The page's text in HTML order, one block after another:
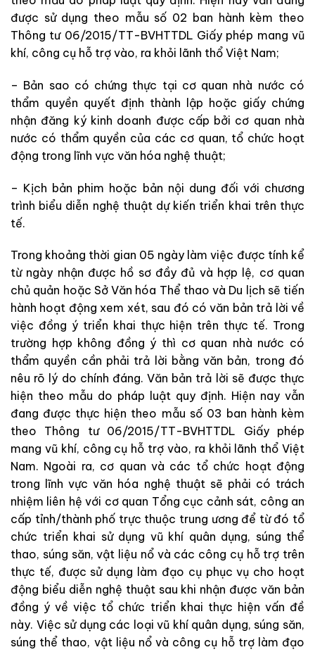
được sử dụng theo mẫu số 02 ban hành kèm theo
Thông tư 06/2015/TT-BVHTTDL Giấy phép mang vũ
khí, công cụ hỗ trợ vào, ra khỏi lãnh thổ Việt Nam;
– Bản sao có chứng thực tại cơ quan nhà nước có
thẩm quyền quyết định thành lập hoặc giấy chứng
nhận đăng ký kinh doanh được cấp bởi cơ quan nhà
nước có thẩm quyền của các cơ quan, tổ chức hoạt
động trong lĩnh vực văn hóa nghệ thuật;
– Kịch bản phim hoặc bản nội dung đối với chương
trình biểu diễn nghệ thuật dự kiến triển khai trên thực
tế.
Trong khoảng thời gian 05 ngày làm việc được tính kể
từ ngày nhận được hồ sơ đầy đủ và hợp lệ, cơ quan
chủ quản hoặc Sở Văn hóa Thể thao và Du lịch sẽ tiến
hành hoạt động xem xét, sau đó có văn bản trả lời về
việc đồng ý triển khai thực hiện trên thực tế. Trong
trường hợp không đồng ý thì cơ quan nhà nước có
thẩm quyền cần phải trả lời bằng văn bản, trong đó
nêu rõ lý do chính đáng. Văn bản trả lời sẽ được thực
hiện theo mẫu do pháp luật quy định. Hiện nay vẫn
đang được thực hiện theo mẫu số 03 ban hành kèm
theo Thông tư 06/2015/TT-BVHTTDL Giấy phép
mang vũ khí, công cụ hỗ trợ vào, ra khỏi lãnh thổ Việt
Nam. Ngoài ra, cơ quan và các tổ chức hoạt động
trong lĩnh vực văn hóa nghệ thuật sẽ phải có trách
nhiệm liên hệ với cơ quan Tổng cục cảnh sát, công an
cấp tỉnh/thành phố trực thuộc trung ương để từ đó tổ
chức triển khai sử dụng vũ khí quân dụng, súng thể
thao, súng săn, vật liệu nổ và các công cụ hỗ trợ trên
thực tế, được sử dụng làm đạo cụ phục vụ cho hoạt
động biểu diễn nghệ thuật sau khi nhận được văn bản
đồng ý về việc tổ chức triển khai thực hiện vấn đề
này. Việc sử dụng các loại vũ khí quân dụng, súng săn,
súng thể thao, vật liệu nổ và công cụ hỗ trợ làm đạo